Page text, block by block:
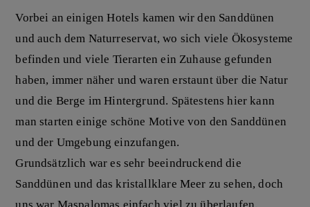
Vorbei an einigen Hotels kamen wir den Sanddünen
und auch dem Naturreservat, wo sich viele Ökosysteme
befinden und viele Tierarten ein Zuhause gefunden
haben, immer näher und waren erstaunt über die Natur
und die Berge im Hintergrund. Spätestens hier kann
man starten einige schöne Motive von den Sanddünen
und der Umgebung einzufangen.
Grundsätzlich war es sehr beeindruckend die
Sanddünen und das kristallklare Meer zu sehen, doch